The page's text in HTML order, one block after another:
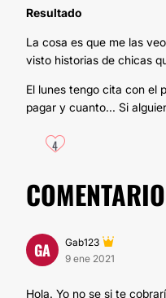
Resultado
La cosa es que me las
visto historias de chicas
El lunes tengo cita con el
pagar y cuanto... Si
4
GA
Gab123
9 ene 2021
Hola. Yo no se si te